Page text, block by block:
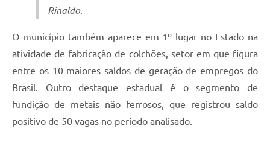
Rinaldo.
O município também aparece em 1º lugar no Estado na
atividade de fabricação de colchões, setor em que figura
entre os 10 maiores saldos de geração de empregos do
Brasil. Outro destaque estadual é o segmento de
fundição de metais não ferrosos, que registrou saldo
positivo de 50 vagas no período analisado.